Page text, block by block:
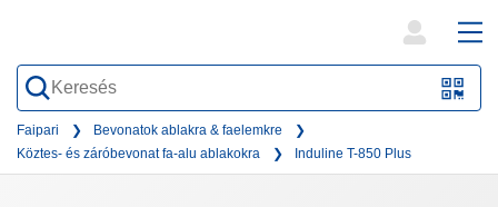
QR-
form
Faipari
Bevonatok ablakra & faelemkre
Köztes- és záróbevonat fa-alu ablakokra
Induline T-850 Plus